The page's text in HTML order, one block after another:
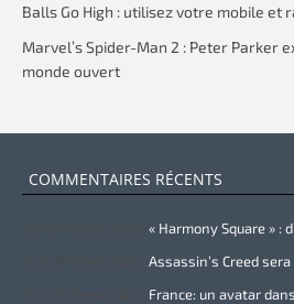
Balls Go High : utilisez votre mobile et
Marvel’s Spider-Man 2 : Peter Parker
monde ouvert
COMMENTAIRES RÉCENTS
« Harmony Square » :
Assassin’s Creed
France: un avatar